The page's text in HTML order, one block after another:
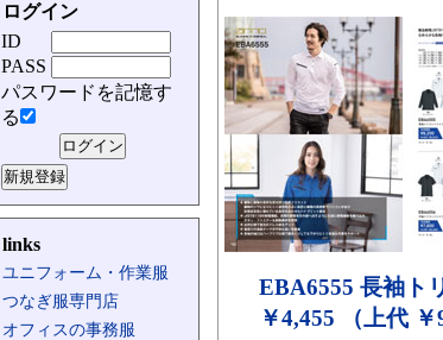
ログイン
ID
PASS
パスワードを記憶す
る
links
ユニフォーム・作業服
つなぎ服専門店
オフィスの事務服
EBA6555 長袖ト
￥4,455 （上代 ￥